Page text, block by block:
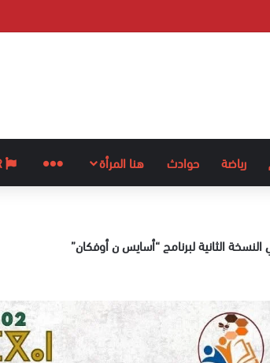
رياضة حوادث هنا المرأة المزيد
الثانية لبرنامج “أسايس ن أوفكان”